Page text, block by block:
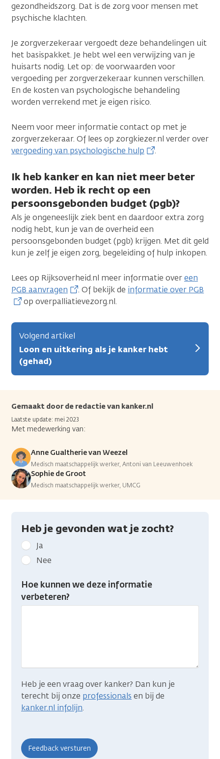
gezondheidszorg. Dat is de zorg voor mensen met
psychische klachten.
Je zorgverzekeraar vergoedt deze behandelingen uit
het basispakket. Je hebt wel een verwijzing van je
huisarts nodig. Let op: de voorwaarden voor
vergoeding per zorgverzekeraar kunnen verschillen.
En de kosten van psychologische behandeling
worden verrekend met je eigen risico.
Neem voor meer informatie contact op met je
zorgverzekeraar. Of lees op zorgkiezer.nl verder over
vergoeding van psychologische hulp
.
Ik heb kanker en kan niet meer beter
worden. Heb ik recht op een
persoonsgebonden budget (pgb)?
Als je ongeneeslijk ziek bent en daardoor extra zorg
nodig hebt, kun je van de overheid een
persoonsgebonden budget (pgb) krijgen. Met dit geld
kun je zelf je eigen zorg, begeleiding of hulp inkopen.
Lees op Rijksoverheid.nl meer informatie overeen
PGB aanvragen
. Of bekijk de informatie over PGB
op overpalliatievezorg.nl.
Volgend artikel
Loon en uitkering als je kanker hebt
(gehad)
Gemaakt door de redactie van kanker.nl
Laatste update: mei 2023
Met medewerking van:
Anne Gualtherie van Weezel
Medisch maatschappelijk werker, Antoni van Leeuwenhoek
Sophie de Groot
Medisch maatschappelijk werker, UMCG
Heb je gevonden wat je zocht?
Geef
kanker.nl
feedback:
Heb
gevonden
Ja
Nee
Hoe kunnen we deze informatie
verbeteren?
Heb je een vraag over kanker? Dan kun je
terecht bij onze professionals en bij de
kanker.nl infolijn.